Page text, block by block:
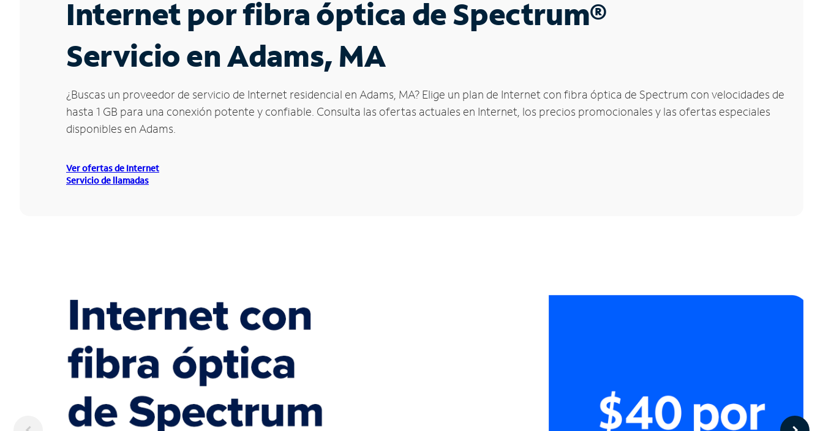
Internet por fibra óptica de Spectrum®
Servicio en Adams, MA
¿Buscas un proveedor de servicio de Internet residencial en Adams, MA? Elige un plan de Internet con fibra óptica de Spectrum con velocidades de
hasta 1 GB para una conexión potente y confiable. Consulta las ofertas actuales en Internet, los precios promocionales y las ofertas especiales
disponibles en Adams.
Ver ofertas de Internet
Servicio de llamadas